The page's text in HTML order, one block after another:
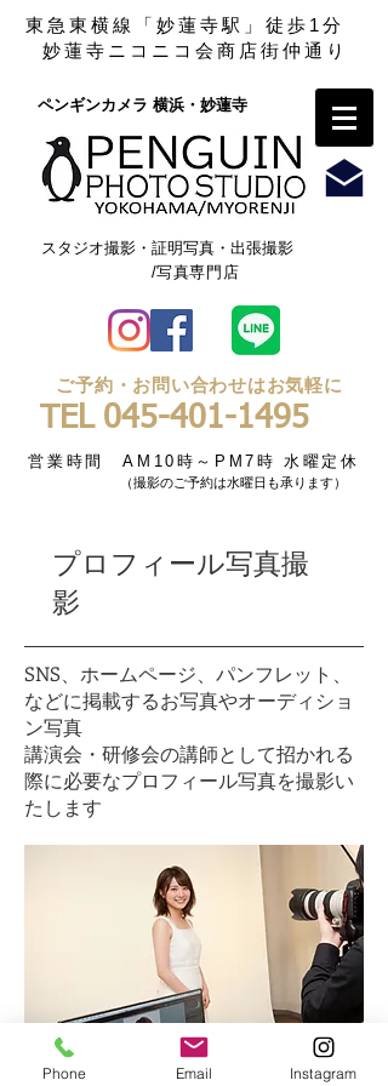
東急東横線「妙蓮寺駅」徒歩1分
妙蓮寺ニコニコ会商店街仲通り
ペンギンカメラ 横浜・妙蓮寺​
スタジオ撮影・証明写真・出張撮影
/写真専門店
ご予約・お問い合わせはお気軽に
TEL 045-401-1495
営業時間 AM10時～PM7時 水曜定休
（撮影のご予約は水曜日も承ります）
プロフィール写真撮
影
SNS、ホームページ、パンフレット、
などに掲載するお写真やオーディショ
ン写真
講演会・研修会の講師として招かれる
際に必要なプロフィール写真を撮影い
たします
上半身撮影
Phone Email Instagram